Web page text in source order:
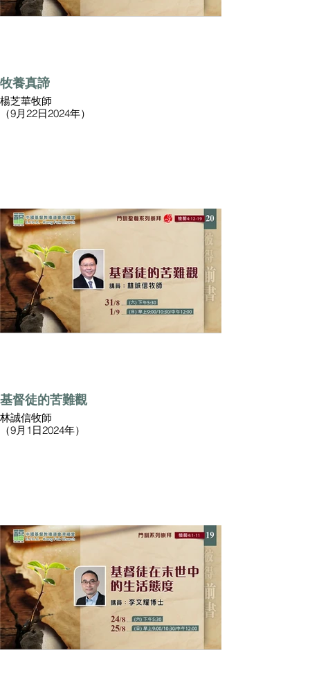
牧養真諦
楊芝華牧師
（9月22日2024年）
基督徒的苦難觀
林誠信牧師
（9月1日2024年）